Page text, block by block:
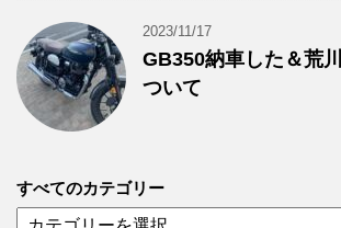
2023/11/17
GB350納車した＆荒
ついて
すべてのカテゴリー